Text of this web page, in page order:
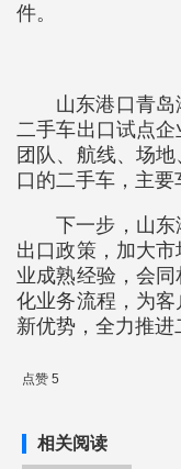
件。
山东港口青
二手车出口试点
团队、航线、场
口的二手车，主要
下一步，山
出口政策，加大
业成熟经验，会
化业务流程，为
新优势，全力推进
点赞 5
相关阅读